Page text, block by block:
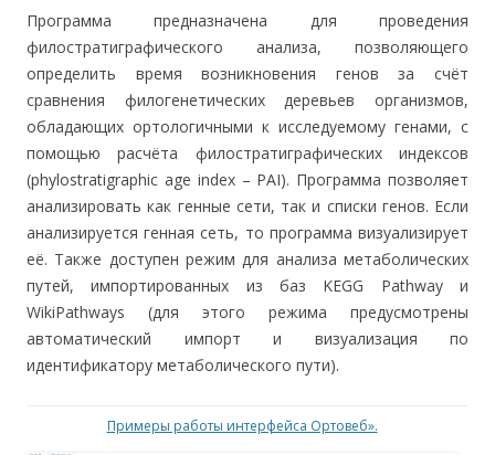
Программа предназначена для проведения
филостратиграфического анализа, позволяющего
определить время возникновения генов за счёт
сравнения филогенетических деревьев организмов,
обладающих ортологичными к исследуемому генами, с
помощью расчёта филостратиграфических индексов
(phylostratigraphic age index – PAI). Программа позволяет
анализировать как генные сети, так и списки генов. Если
анализируется генная сеть, то программа визуализирует
её. Также доступен режим для анализа метаболических
путей, импортированных из баз KEGG Pathway и
WikiPathways (для этого режима предусмотрены
автоматический импорт и визуализация по
идентификатору метаболического пути).
Примеры работы интерфейса Ортовеб».